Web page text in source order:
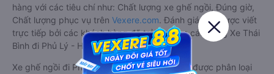
hàng với các tiêu chí như: Chất lượng xe ghế ngồi, Đúng giờ,
Chất lượng phục vụ trên Vexere.com. Đánh giá này được viết
trực tiếp bởi các khách hàng đã trải nghiệm các hãng Xe Thái
Bình đi Phủ Lý - Hà Nam.
Xe ghế ngồi đi Phủ Lý - Hà Nam từ Thái Bình được phân loại